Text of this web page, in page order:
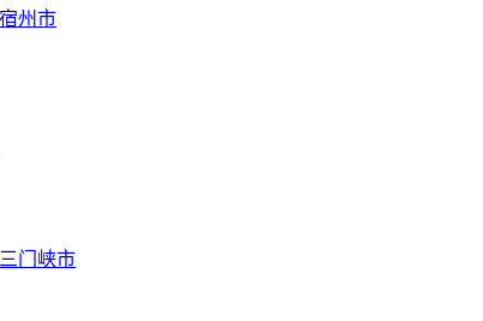
宿州市
三门峡市